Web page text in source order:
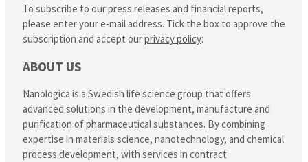
To subscribe to our press releases and financial reports,
please enter your e-mail address. Tick the box to approve the
subscription and accept ourprivacy policy:
ABOUT US
Nanologica is a Swedish life science group that offers
advanced solutions in the development, manufacture and
purification of pharmaceutical substances. By combining
expertise in materials science, nanotechnology, and chemical
process development, with services in contract